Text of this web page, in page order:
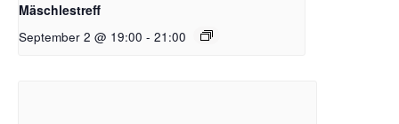
Mäschlestreff
September 2 @ 19:00 - 21:00